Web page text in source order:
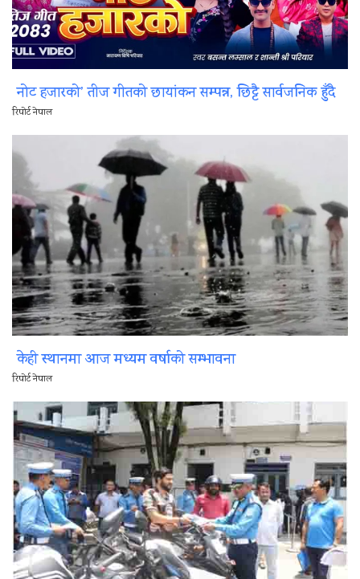
नोट हजारको’ तीज गीतको छायांकन सम्पन्न, छिट्टै सार्वजनिक हुँदै
रिपोर्ट नेपाल
केही स्थानमा आज मध्यम वर्षाको सम्भावना
रिपोर्ट नेपाल